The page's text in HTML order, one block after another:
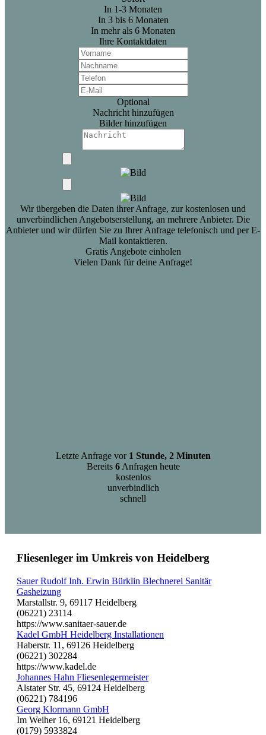
In 1-3 Monaten
In 3 bis 6 Monaten
In mehr als 6 Monaten
Ihre Kontaktdaten
Optional
Nachricht hinzufügen
Bilder hinzufügen
Wir übergeben die Daten ihrer Anfrage, zur kostenlosen und
unverbindlichen Angebotserstellung, an mehrere Anbieter. Die
Anbieter und wir dürfen Sie zu Ihrer Anfrage telefonisch und per E-
Mail kontaktieren.
Gratis Angebote einholen
Vielen Dank für deine Anfrage!
Letzte Anfrage vor 1 Stunde, 2 Minuten
Bereits 6Anfragen heute
kostenlos
unverbindlich
schnell
Fliesenleger im Umkreis von Heidelberg
Sauer Rudolf Inh. Erwin Bürklin Blechnerei Sanitär
Gasheizung
Marstallstr. 9, 69117 Heidelberg
(06221) 23114
https://www.sanitaer-sauer.de
Kadel GmbH Heidelberg Installationen
Haberstr. 11, 69126 Heidelberg
(06221) 302284
https://www.kadel.de
Johannes Hahn Fliesenlegermeister
Alstater Str. 45, 69124 Heidelberg
(06221) 784196
Georg Klormann GmbH
Im Weiher 16, 69121 Heidelberg
(0179) 5933824